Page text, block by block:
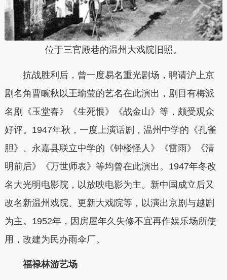
位于三官殿巷的温州大戏院旧照。
抗战胜利后，曾一度易名重光剧场，聘请沪上京
剧名角曹畹秋以王瑜莹的艺名在此演出，剧目有梅派
名剧《玉堂春》《生死恨》《战金山》等，颇受观众
好评。1947年秋，一度上演话剧，温州中学的《孔雀
胆》、永嘉县联立中学的《钟楼怪人》《雷雨》《清
明前后》《万世师表》等均曾在此演出。1947年冬改
名大光明电影院，以放映电影为主。新中国成立后又
改名新温州戏院、更新大戏院等，以演出京剧与越剧
为主。1952年，因房屋年久失修不宜再作娱乐场所使
用，改建为民办雨伞厂。
福禄林游艺场